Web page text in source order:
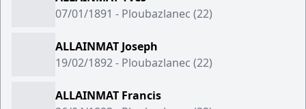
07/01/1891 - Ploubazlanec (22)
ALLAINMAT Joseph
19/02/1892 - Ploubazlanec (22)
ALLAINMAT Francis